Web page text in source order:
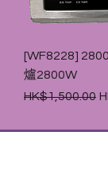
[WF8228]
爐2800W
一般價格
HK$1,500.00